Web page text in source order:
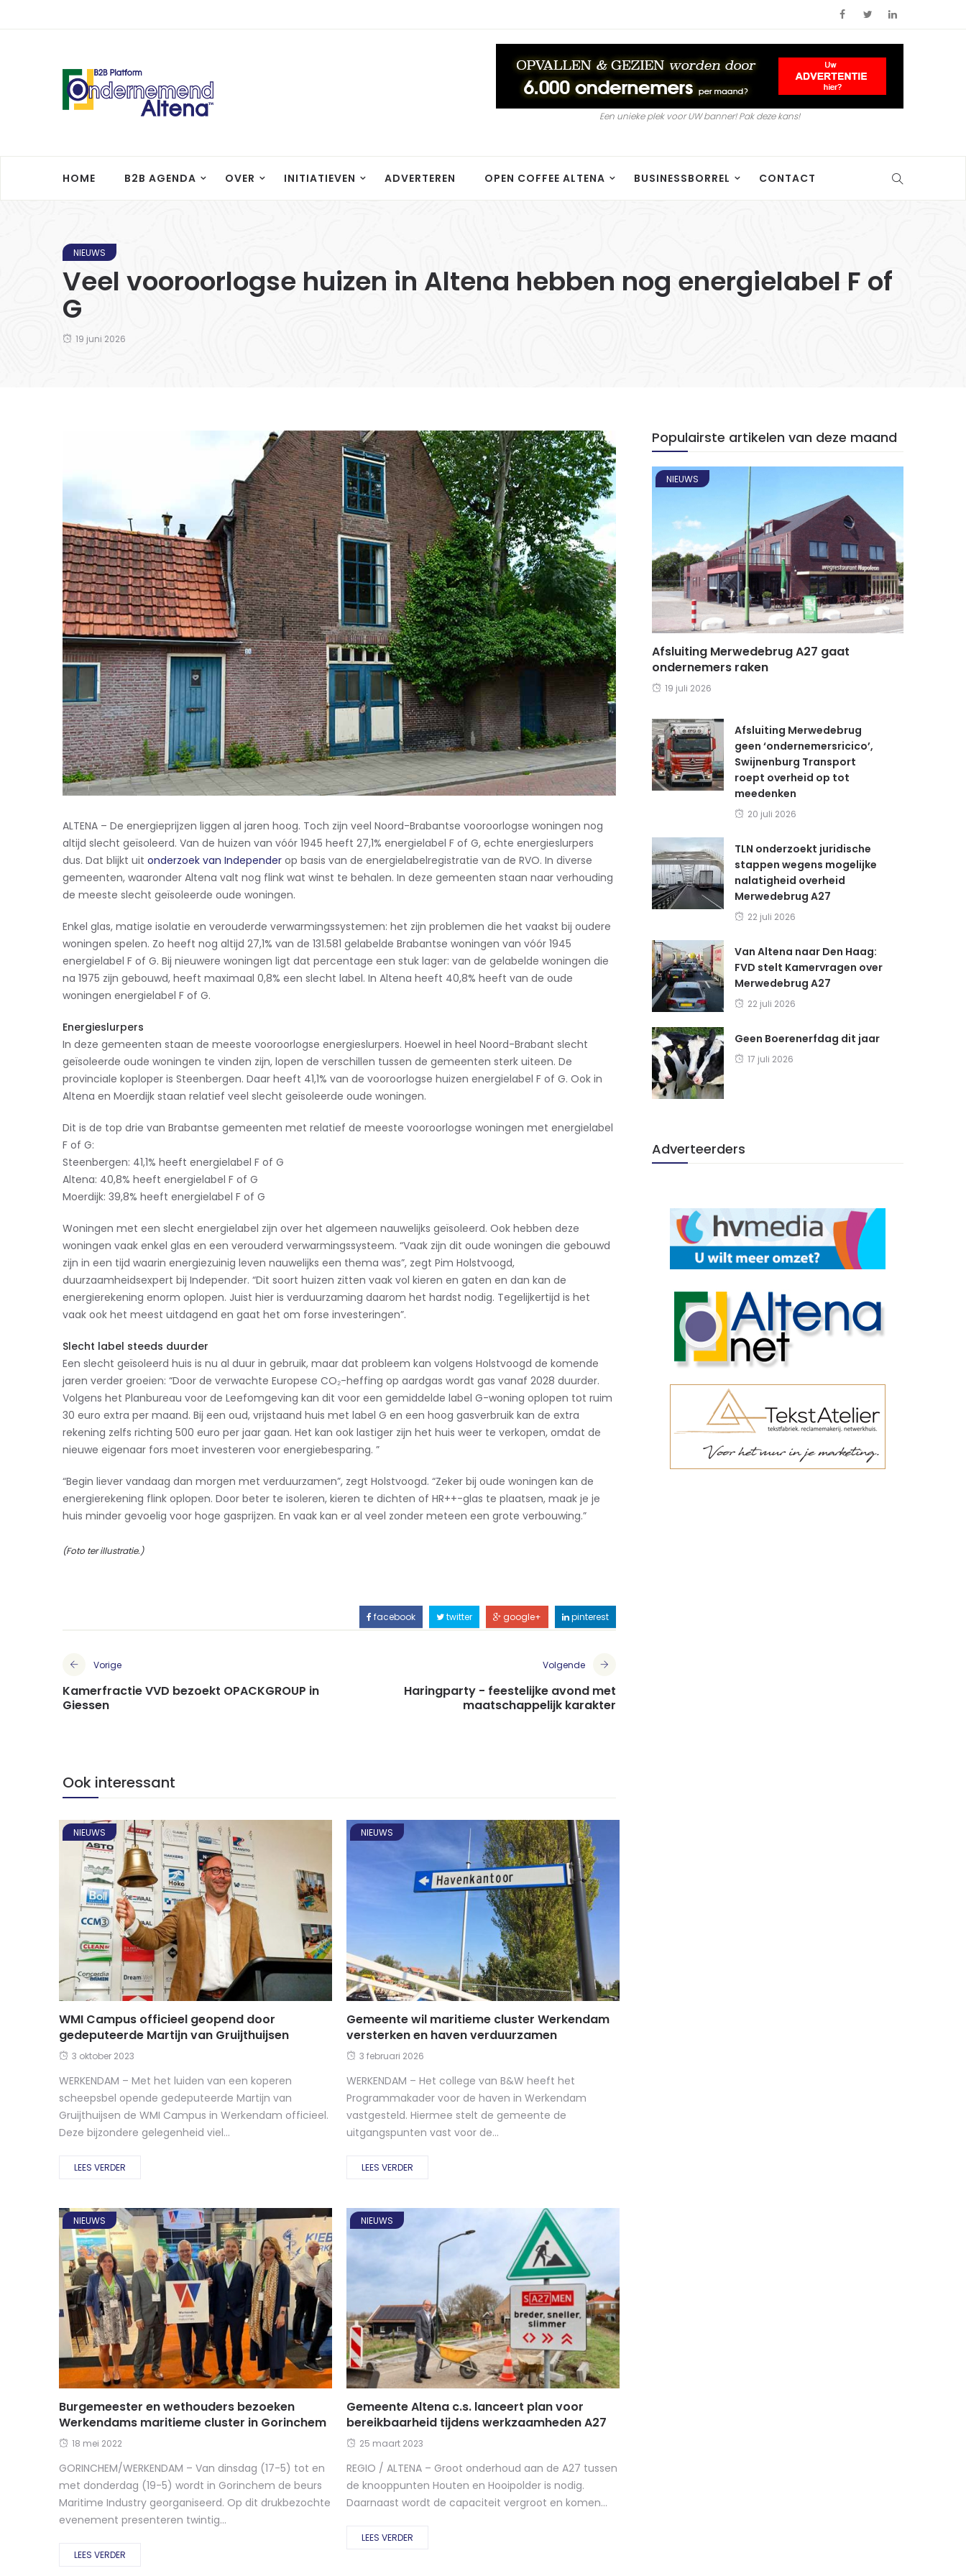
Een unieke plek voor UW banner! Pak deze kans!
HOME B2B AGENDA OVER INITIATIEVEN ADVERTEREN OPEN COFFEE ALTENA BUSINESSBORREL CONTACT
NIEUWS
Veel vooroorlogse huizen in Altena hebben nog energielabel F of
G
19 juni 2026
ALTENA – De energieprijzen liggen al jaren hoog. Toch zijn veel Noord-Brabantse vooroorlogse woningen nog
altijd slecht geïsoleerd. Van de huizen van vóór 1945 heeft 27,1% energielabel F of G, echte energieslurpers
dus. Dat blijkt uit onderzoek van Independer op basis van de energielabelregistratie van de RVO. In diverse
gemeenten, waaronder Altena valt nog flink wat winst te behalen. In deze gemeenten staan naar verhouding
de meeste slecht geïsoleerde oude woningen.
Enkel glas, matige isolatie en verouderde verwarmingssystemen: het zijn problemen die het vaakst bij oudere
woningen spelen. Zo heeft nog altijd 27,1% van de 131.581 gelabelde Brabantse woningen van vóór 1945
energielabel F of G. Bij nieuwere woningen ligt dat percentage een stuk lager: van de gelabelde woningen die
na 1975 zijn gebouwd, heeft maximaal 0,8% een slecht label. In Altena heeft 40,8% heeft van de oude
woningen energielabel F of G.
Energieslurpers
In deze gemeenten staan de meeste vooroorlogse energieslurpers. Hoewel in heel Noord-Brabant slecht
geïsoleerde oude woningen te vinden zijn, lopen de verschillen tussen de gemeenten sterk uiteen. De
provinciale koploper is Steenbergen. Daar heeft 41,1% van de vooroorlogse huizen energielabel F of G. Ook in
Altena en Moerdijk staan relatief veel slecht geïsoleerde oude woningen.
Dit is de top drie van Brabantse gemeenten met relatief de meeste vooroorlogse woningen met energielabel
F of G:
Steenbergen: 41,1% heeft energielabel F of G
Altena: 40,8% heeft energielabel F of G
Moerdijk: 39,8% heeft energielabel F of G
Woningen met een slecht energielabel zijn over het algemeen nauwelijks geïsoleerd. Ook hebben deze
woningen vaak enkel glas en een verouderd verwarmingssysteem. “Vaak zijn dit oude woningen die gebouwd
zijn in een tijd waarin energiezuinig leven nauwelijks een thema was”, zegt Pim Holstvoogd,
duurzaamheidsexpert bij Independer. “Dit soort huizen zitten vaak vol kieren en gaten en dan kan de
energierekening enorm oplopen. Juist hier is verduurzaming daarom het hardst nodig. Tegelijkertijd is het
vaak ook het meest uitdagend en gaat het om forse investeringen”.
Slecht label steeds duurder
Een slecht geïsoleerd huis is nu al duur in gebruik, maar dat probleem kan volgens Holstvoogd de komende
jaren verder groeien: “Door de verwachte Europese CO₂-heffing op aardgas wordt gas vanaf 2028 duurder.
Volgens het Planbureau voor de Leefomgeving kan dit voor een gemiddelde label G-woning oplopen tot ruim
30 euro extra per maand. Bij een oud, vrijstaand huis met label G en een hoog gasverbruik kan de extra
rekening zelfs richting 500 euro per jaar gaan. Het kan ook lastiger zijn het huis weer te verkopen, omdat de
nieuwe eigenaar fors moet investeren voor energiebesparing. ”
“Begin liever vandaag dan morgen met verduurzamen”, zegt Holstvoogd. “Zeker bij oude woningen kan de
energierekening flink oplopen. Door beter te isoleren, kieren te dichten of HR++-glas te plaatsen, maak je je
huis minder gevoelig voor hoge gasprijzen. En vaak kan er al veel zonder meteen een grote verbouwing.”
(Foto ter illustratie.)
facebook twitter google+ pinterest
Vorige
Kamerfractie VVD bezoekt OPACKGROUP in
Giessen
Volgende
Haringparty - feestelijke avond met
maatschappelijk karakter
Ook interessant
NIEUWS
WMI Campus officieel geopend door
gedeputeerde Martijn van Gruijthuijsen
3 oktober 2023
WERKENDAM – Met het luiden van een koperen
scheepsbel opende gedeputeerde Martijn van
Gruijthuijsen de WMI Campus in Werkendam officieel.
Deze bijzondere gelegenheid viel...
LEES VERDER
NIEUWS
Gemeente wil maritieme cluster Werkendam
versterken en haven verduurzamen
3 februari 2026
WERKENDAM – Het college van B&W heeft het
Programmakader voor de haven in Werkendam
vastgesteld. Hiermee stelt de gemeente de
uitgangspunten vast voor de...
LEES VERDER
NIEUWS
Burgemeester en wethouders bezoeken
Werkendams maritieme cluster in Gorinchem
18 mei 2022
GORINCHEM/WERKENDAM – Van dinsdag (17-5) tot en
met donderdag (19-5) wordt in Gorinchem de beurs
Maritime Industry georganiseerd. Op dit drukbezochte
evenement presenteren twintig...
LEES VERDER
NIEUWS
Gemeente Altena c.s. lanceert plan voor
bereikbaarheid tijdens werkzaamheden A27
25 maart 2023
REGIO / ALTENA – Groot onderhoud aan de A27 tussen
de knooppunten Houten en Hooipolder is nodig.
Daarnaast wordt de capaciteit vergroot en komen...
LEES VERDER
Populairste artikelen van deze maand
NIEUWS
Afsluiting Merwedebrug A27 gaat
ondernemers raken
19 juli 2026
Afsluiting Merwedebrug
geen ‘ondernemersricico’,
Swijnenburg Transport
roept overheid op tot
meedenken
20 juli 2026
TLN onderzoekt juridische
stappen wegens mogelijke
nalatigheid overheid
Merwedebrug A27
22 juli 2026
Van Altena naar Den Haag:
FVD stelt Kamervragen over
Merwedebrug A27
22 juli 2026
Geen Boerenerfdag dit jaar
17 juli 2026
Adverteerders